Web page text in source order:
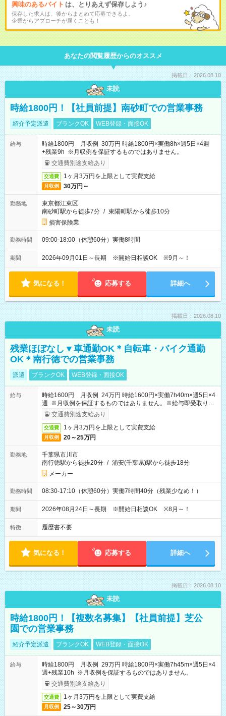
興味のあるバイト は、とりあえず保存しよう♪
保存した求人は、後からまとめて応募できるよ。
企業からアプローチが届くことも！
あなたの閲覧履歴からのオススメ
掲載日：2026.08.10
未読
時給1800円！【社員前提】南砂町での営業事務
紹介予定派遣 ブランクOK WEB登録・面接OK
給与
時給1800円 月収例 30万円 時給1800円×実働8h×週5日×4週
+残業9h ※月収例を保証するものではありません。
交通費別途支給あり
交通費 1ヶ月3万円を上限として実費支給
月収例 30万円～
勤務地
東京都江東区
南砂町駅から徒歩7分 / 東陽町駅から徒歩10分
損害保険業
勤務時間 09:00-18:00（休憩60分）実働8時間
期間 2026年09月01日～長期 ※開始日相談OK ※9月～！
気になる！ 応募する 詳細へ
掲載日：2026.08.10
未読
残業ほぼなし▼車通勤OK＊自転車・バイク通勤
OK＊南行徳での営業事務
派遣 ブランクOK WEB登録・面接OK
給与
時給1600円 月収例 24万円 時給1600円×実働7h40m×週5日×4
週 ※月収例を保証するものではありません。※給与即受取りサ
ービス利用可（利用条件有）
交通費別途支給あり
交通費 1ヶ月3万円を上限として実費支給
月収例 20～25万円
勤務地
千葉県市川市
南行徳駅から徒歩20分 / 浦安(千葉県)駅から徒歩18分
メーカー
勤務時間 08:30-17:10（休憩60分）実働7時間40分（残業少なめ！）
期間 2026年08月24日～長期 ※開始日相談OK ※8月～！
特徴 履歴書不要
気になる！ 応募する 詳細へ
掲載日：2026.08.10
未読
時給1800円！【複数名募集】【社員前提】芝公
園での営業事務
紹介予定派遣 ブランクOK WEB登録・面接OK
給与
時給1800円 月収例 29万円 時給1800円×実働7h45m×週5日×4
週+残業10h ※月収例を保証するものではありません。
交通費別途支給あり
交通費 1ヶ月3万円を上限として実費支給
月収例 25～30万円